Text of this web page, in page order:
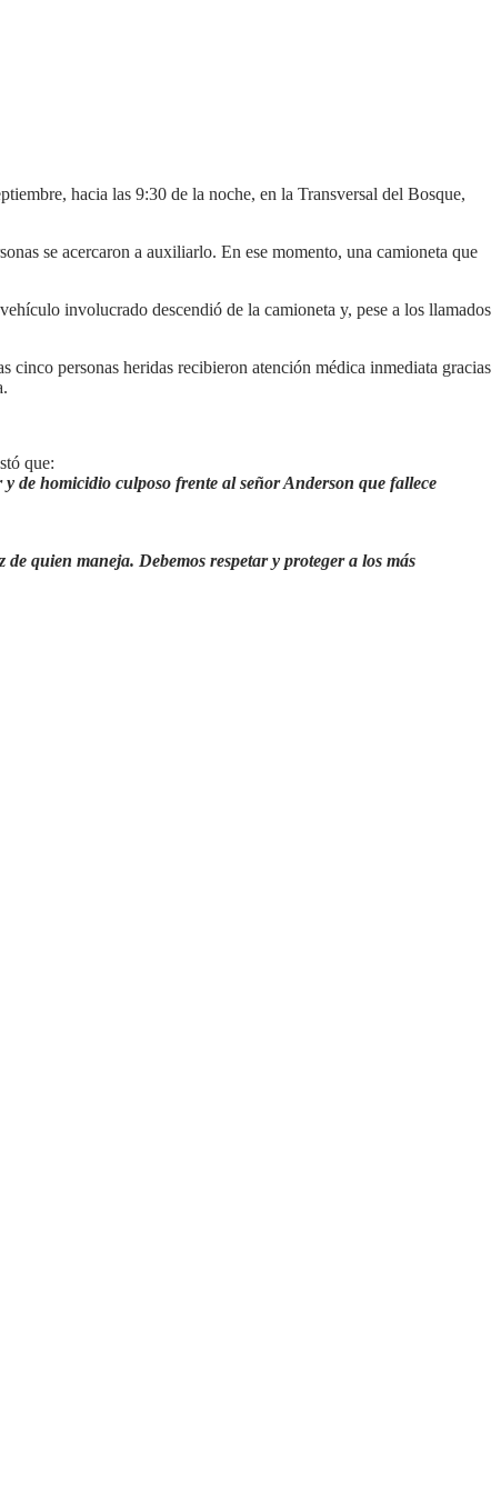
hacia las 9:30 de la noche, en la Transversal del Bosque,
se acercaron a auxiliarlo. En ese momento, una camioneta que
involucrado descendió de la camioneta y, pese a los llamados
personas heridas recibieron atención médica inmediata gracias
que:
de homicidio culposo frente al señor Anderson que fallece
quien maneja. Debemos respetar y proteger a los más